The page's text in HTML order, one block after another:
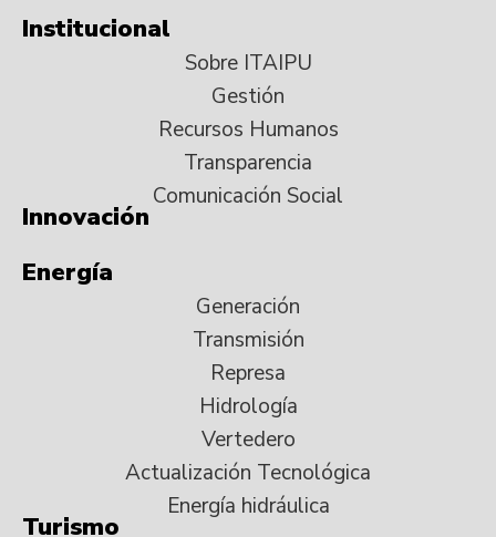
Institucional
Sobre ITAIPU
Gestión
Recursos Humanos
Transparencia
Comunicación Social
Innovación
Energía
Generación
Transmisión
Represa
Hidrología
Vertedero
Actualización Tecnológica
Energía hidráulica
Turismo